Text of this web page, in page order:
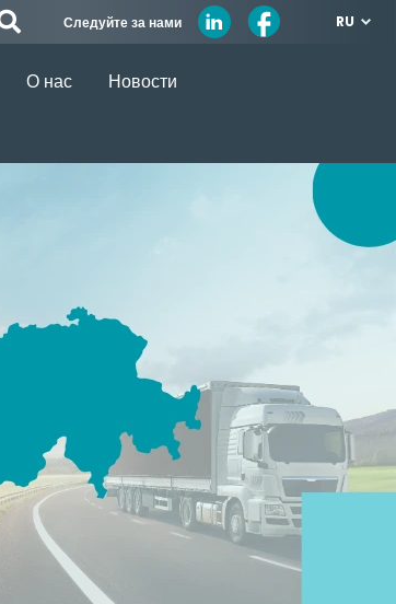
Следуйте за нами RU
О нас
Новости